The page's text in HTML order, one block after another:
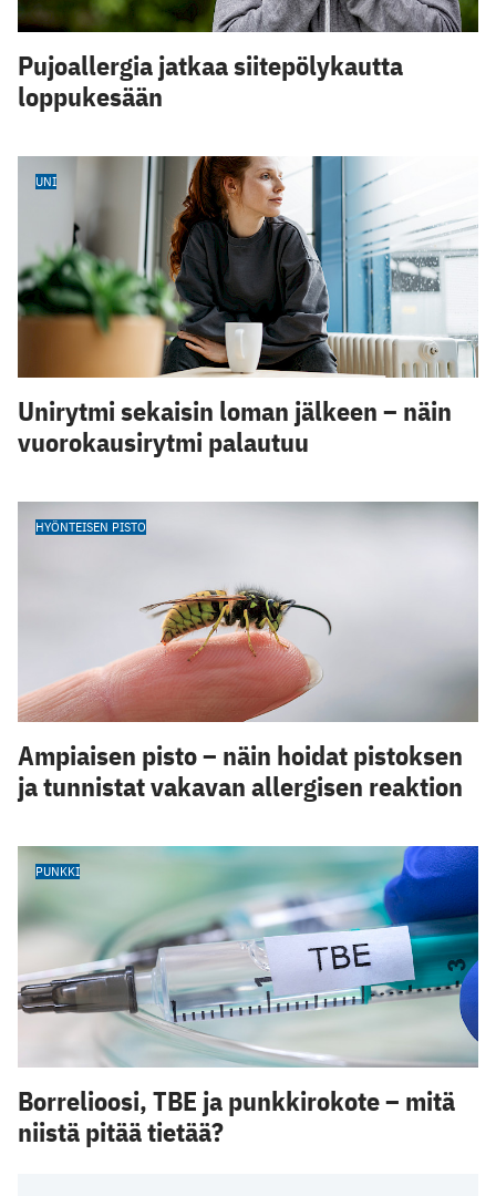
Pujoallergia jatkaa siitepölykautta
loppukesään
UNI
Unirytmi sekaisin loman jälkeen – näin
vuorokausirytmi palautuu
HYÖNTEISEN PISTO
Ampiaisen pisto – näin hoidat pistoksen
ja tunnistat vakavan allergisen reaktion
PUNKKI
Borrelioosi, TBE ja punkkirokote – mitä
niistä pitää tietää?